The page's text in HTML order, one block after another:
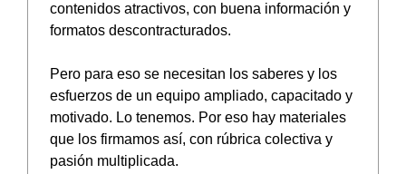
contenidos atractivos, con buena información y
formatos descontracturados.
Pero para eso se necesitan los saberes y los
esfuerzos de un equipo ampliado, capacitado y
motivado. Lo tenemos. Por eso hay materiales
que los firmamos así, con rúbrica colectiva y
pasión multiplicada.